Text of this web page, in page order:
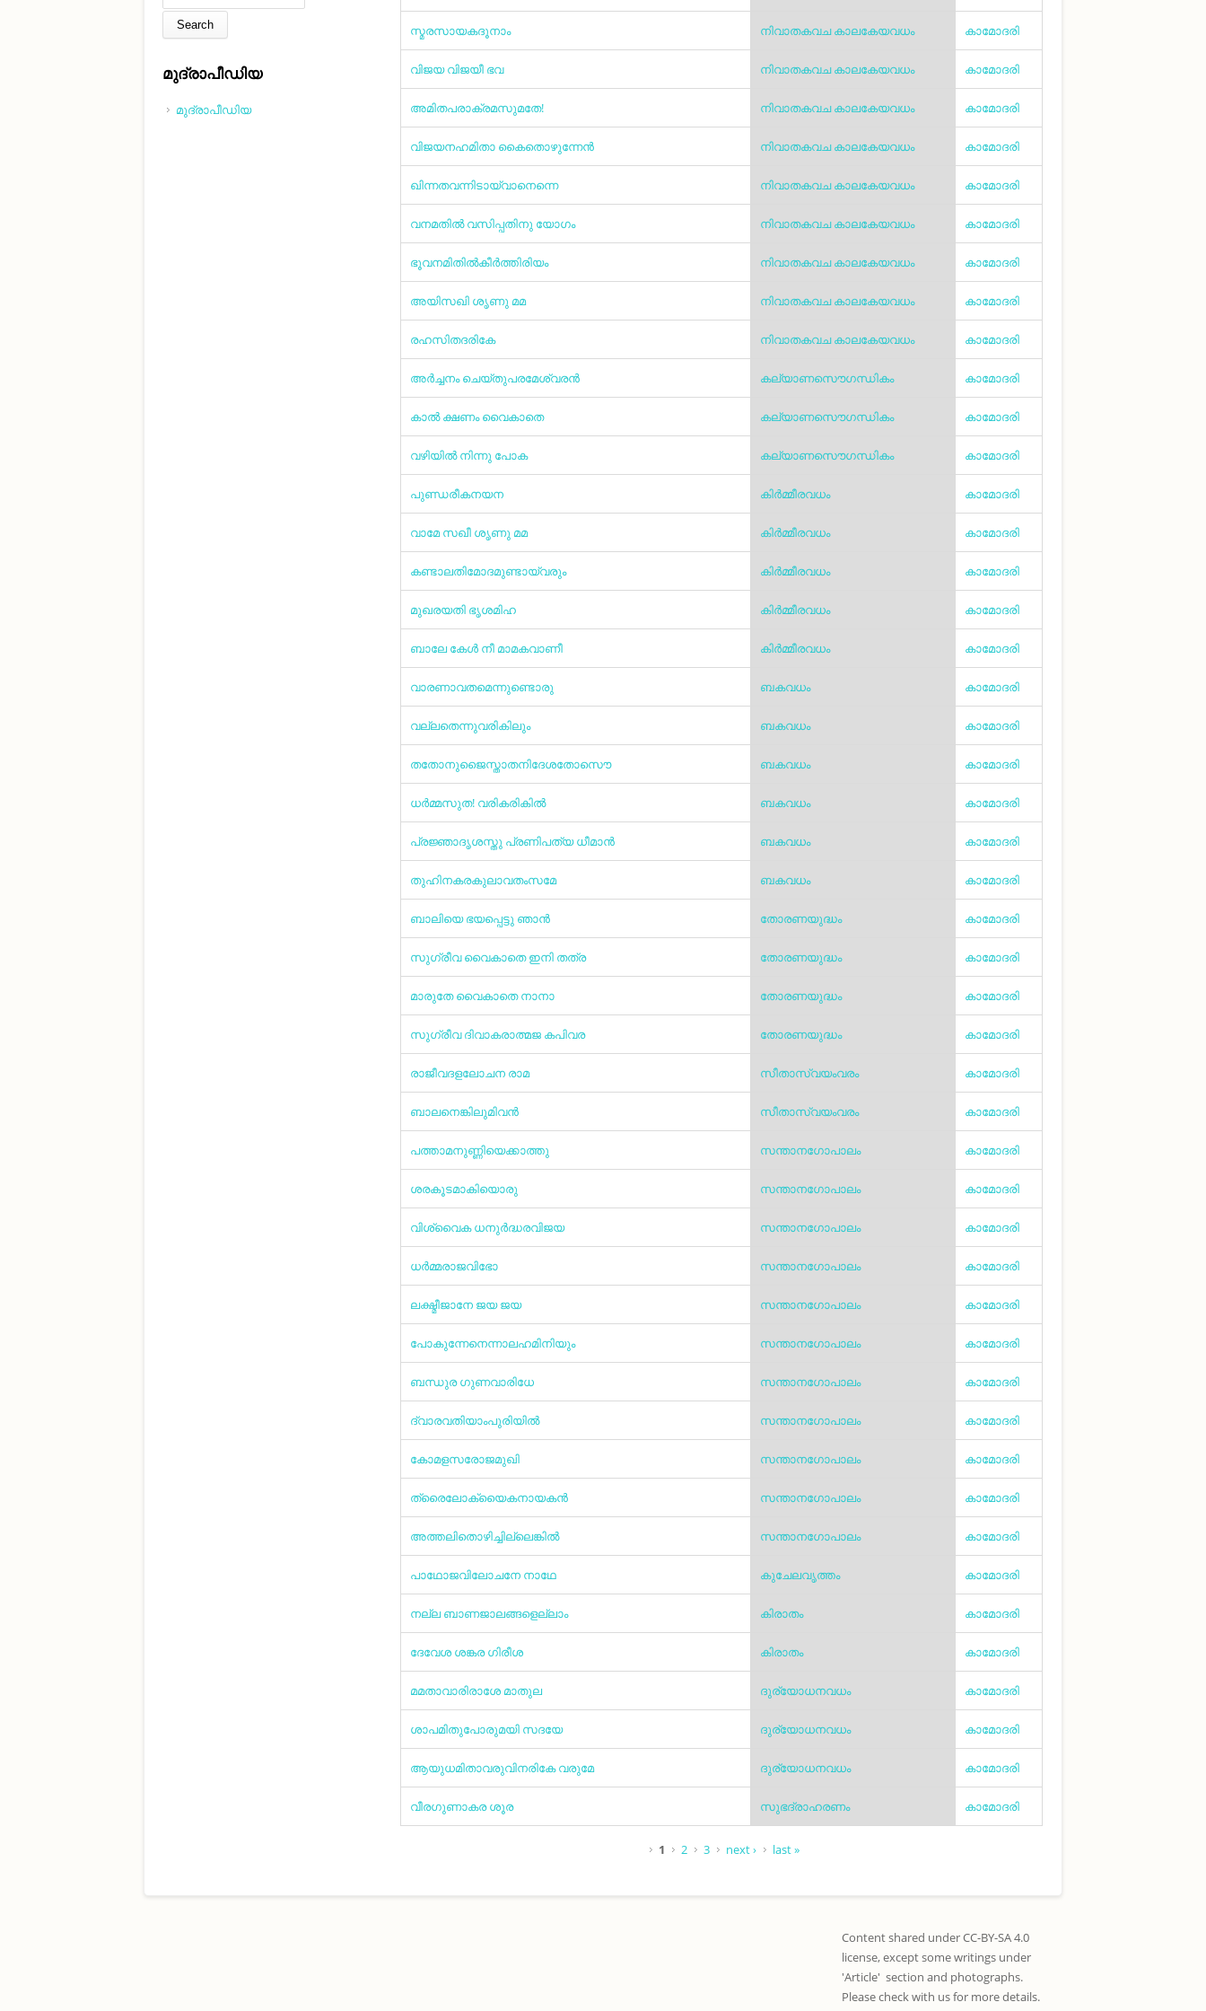
സ്മരസായകദൂനാം നിവാതകവച കാലകേയവധം കാമോദരി
വിജയ വിജയീ ഭവ നിവാതകവച കാലകേയവധം കാമോദരി
അമിതപരാക്രമസുമതേ! നിവാതകവച കാലകേയവധം കാമോദരി
വിജയനഹമിതാ കൈതൊഴുന്നേന്‍ നിവാതകവച കാലകേയവധം കാമോദരി
ഖിന്നതവന്നിടായ്‌വാനെന്നെ നിവാതകവച കാലകേയവധം കാമോദരി
വനമതില്‍ വസിപ്പതിനു യോഗം നിവാതകവച കാലകേയവധം കാമോദരി
ഭൂവനമിതിൽകീർത്തിരിയം നിവാതകവച കാലകേയവധം കാമോദരി
അയിസഖി ശൃണു മമ നിവാതകവച കാലകേയവധം കാമോദരി
രഹസിതദരികേ നിവാതകവച കാലകേയവധം കാമോദരി
അർച്ചനം ചെയ്തുപരമേശ്വരൻ കല്യാണസൌഗന്ധികം കാമോദരി
കാൽ ക്ഷണം വൈകാതെ കല്യാണസൌഗന്ധികം കാമോദരി
വഴിയിൽ നിന്നു പോക കല്യാണസൌഗന്ധികം കാമോദരി
പുണ്ഡരീകനയന കിർമ്മീരവധം കാമോദരി
വാമേ സഖീ ശൃണു മമ കിർമ്മീരവധം കാമോദരി
കണ്ടാലതിമോദമുണ്ടായ്‌വരും കിർമ്മീരവധം കാമോദരി
മുഖരയതി ഭൃശമിഹ കിർമ്മീരവധം കാമോദരി
ബാലേ കേള്‍ നീ മാമകവാണീ കിർമ്മീരവധം കാമോദരി
വാരണാവതമെന്നുണ്ടൊരു ബകവധം കാമോദരി
വല്ലതെന്നുവരികിലും ബകവധം കാമോദരി
തതോനുജൈസ്താതനിദേശതോസൌ ബകവധം കാമോദരി
ധര്‍മ്മസുത! വരികരികില്‍ ബകവധം കാമോദരി
പ്രജ്ഞാദൃശസ്തു പ്രണിപത്യ ധീമാന്‍ ബകവധം കാമോദരി
തുഹിനകരകുലാവതംസമേ ബകവധം കാമോദരി
ബാലിയെ ഭയപ്പെട്ടു ഞാന്‍ തോരണയുദ്ധം കാമോദരി
സുഗ്രീവ വൈകാതെ ഇനി തത്ര തോരണയുദ്ധം കാമോദരി
മാരുതേ വൈകാതെ നാനാ തോരണയുദ്ധം കാമോദരി
സുഗ്രീവ ദിവാകരാത്മജ കപിവര തോരണയുദ്ധം കാമോദരി
രാജീവദളലോചന രാമ സീതാസ്വയംവരം കാമോദരി
ബാലനെങ്കിലുമിവന്‍ സീതാസ്വയംവരം കാമോദരി
പത്താമനുണ്ണിയെക്കാത്തു സന്താനഗോപാലം കാമോദരി
ശരകൂടമാകിയൊരു സന്താനഗോപാലം കാമോദരി
വിശ്വൈക ധനുർദ്ധരവിജയ സന്താനഗോപാലം കാമോദരി
ധർമ്മരാജവിഭോ സന്താനഗോപാലം കാമോദരി
ലക്ഷ്മീജാനേ ജയ ജയ സന്താനഗോപാലം കാമോദരി
പോകുന്നേനെന്നാലഹമിനിയും സന്താനഗോപാലം കാമോദരി
ബന്ധുര ഗുണവാരിധേ സന്താനഗോപാലം കാമോദരി
ദ്വാരവതിയാംപുരിയിൽ സന്താനഗോപാലം കാമോദരി
കോമളസരോജമുഖി സന്താനഗോപാലം കാമോദരി
ത്രൈലോക്യൈകനായകൻ സന്താനഗോപാലം കാമോദരി
അത്തലിതൊഴിച്ചില്ലെങ്കിൽ സന്താനഗോപാലം കാമോദരി
പാഥോജവിലോചനേ നാഥേ കുചേലവൃത്തം കാമോദരി
നല്ല ബാണജാലങ്ങളെല്ലാം കിരാതം കാമോദരി
ദേവേശ ശങ്കര ഗിരീശ കിരാതം കാമോദരി
മമതാവാരിരാശേ മാതുല ദുര്യോധനവധം കാമോദരി
ശാപമിതുപോരുമയി സദയേ ദുര്യോധനവധം കാമോദരി
ആയുധമിതാവരുവിനരികേ വരുമേ ദുര്യോധനവധം കാമോദരി
വീരഗുണാകര ശൂര സുഭദ്രാഹരണം കാമോദരി
1 2 3 next › last »
മുദ്രാപീഡിയ
മുദ്രാപീഡിയ
Content shared under CC-BY-SA 4.0
license, except some writings under
'Article' section and photographs.
Please check with us for more details.